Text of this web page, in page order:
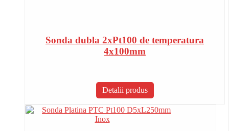
Sonda dubla 2xPt100 de temperatura
4x100mm
Detalii produs